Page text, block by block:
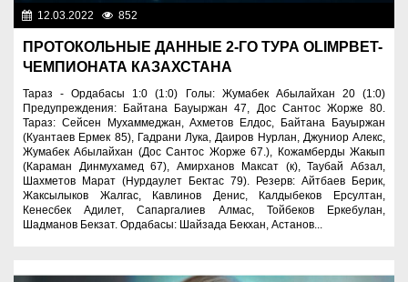
12.03.2022 852
ПРОТОКОЛЬНЫЕ ДАННЫЕ 2-ГО ТУРА OLIMPBET-
ЧЕМПИОНАТА КАЗАХСТАНА
Тараз - Ордабасы 1:0 (1:0) Голы: Жумабек Абылайхан 20 (1:0)
Предупреждения: Байтана Бауыржан 47, Дос Сантос Жорже 80.
Тараз: Сейсен Мухаммеджан, Ахметов Елдос, Байтана Бауыржан
(Куантаев Ермек 85), Гадрани Лука, Даиров Нурлан, Джуниор Алекс,
Жумабек Абылайхан (Дос Сантос Жорже 67.), Кожамберды Жакып
(Караман Динмухамед 67), Амирханов Максат (к), Таубай Абзал,
Шахметов Марат (Нурдаулет Бектас 79). Резерв: Айтбаев Берик,
Жаксылыков Жалгас, Кавлинов Денис, Калдыбеков Ерсултан,
Кенесбек Адилет, Сапаргалиев Алмас, Тойбеков Еркебулан,
Шадманов Бекзат. Ордабасы: Шайзада Бекхан, Астанов...